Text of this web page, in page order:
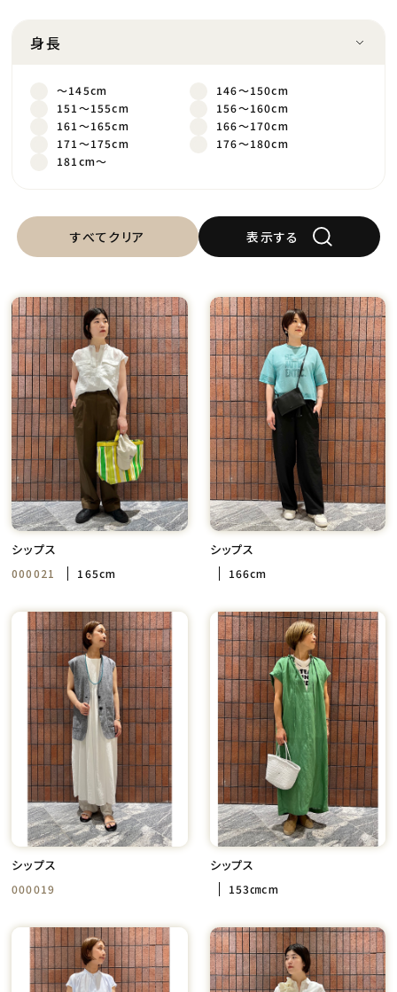
身長
～145cm
146～150cm
151～155cm
156～160cm
161～165cm
166～170cm
171～175cm
176～180cm
181cm～
すべてクリア 表示する
シップス
000021 165cm
シップス
166cm
シップス
000019
シップス
153㎝cm